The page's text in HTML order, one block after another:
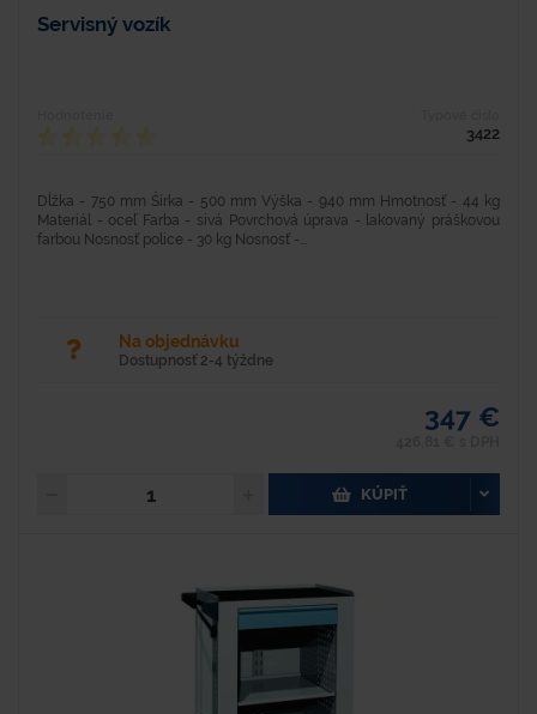
Servisný vozík
3422
Dĺžka - 750 mm Šírka - 500 mm Výška - 940 mm Hmotnosť - 44 kg
Materiál - oceľ Farba - sivá Povrchová úprava - lakovaný práškovou
farbou Nosnosť police - 30 kg Nosnosť -...
Na objednávku
Dostupnosť 2-4 týždne
347 €
KÚPIŤ